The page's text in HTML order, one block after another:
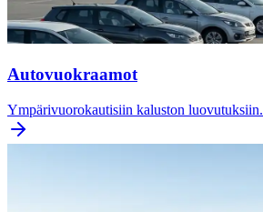
Autovuokraamot
Ympärivuorokautisiin kaluston luovutuksiin.